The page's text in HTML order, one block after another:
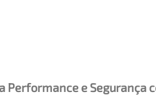
Performance e Segurança